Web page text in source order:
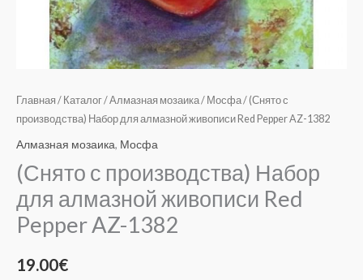
Главная / Каталог/Алмазная мозаика/ Мосфа/ (Снято с
производства) Набор для алмазной живописи Red Pepper AZ-1382
Алмазная мозаика, Мосфа
(Снято с производства) Набор
для алмазной живописи Red
Pepper AZ-1382
19.00€